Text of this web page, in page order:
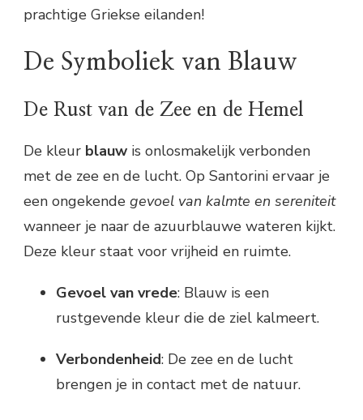
prachtige Griekse eilanden!
De Symboliek van Blauw
De Rust van de Zee en de Hemel
De kleur blauw is onlosmakelijk verbonden
met de zee en de lucht. Op Santorini ervaar je
een ongekende gevoel van kalmte en sereniteit
wanneer je naar de azuurblauwe wateren kijkt.
Deze kleur staat voor vrijheid en ruimte.
Gevoel van vrede: Blauw is een
rustgevende kleur die de ziel kalmeert.
Verbondenheid: De zee en de lucht
brengen je in contact met de natuur.